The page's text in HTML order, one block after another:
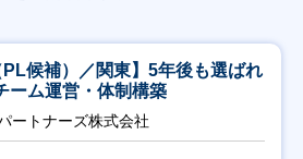
PL候補）／関東】5年後も選ばれ
ーム運営・体制構築
ートナーズ株式会社